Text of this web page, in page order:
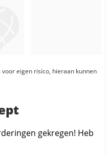
eigen risico, hieraan kunnen
gekregen! Heb